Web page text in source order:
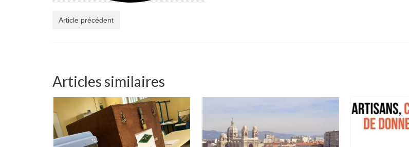
Article précédent
Articles similaires